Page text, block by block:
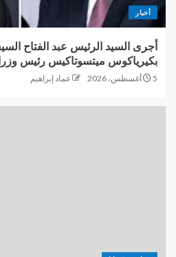
أخبار
أجرى السيد الرئيس عبد الفتاح
بكيرياكوس ميتسوتاكيس رئيس
5 أغسطس، 2026 عماد إبراهيم